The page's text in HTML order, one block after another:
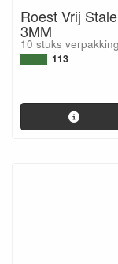
Roest Vrij
3MM
10 stuks verpakking
113